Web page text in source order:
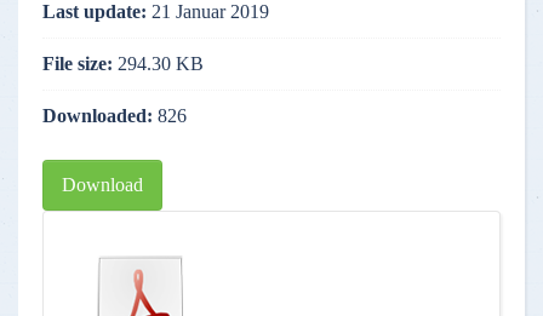
Last update: 21 Januar 2019
File size: 294.30 KB
Downloaded: 826
Download